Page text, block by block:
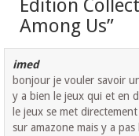
Edition
Among Us”
imed
bonjour je vouler savoir
y a bien le jeux qui et en
le jeux se met
sur amazone mais y a